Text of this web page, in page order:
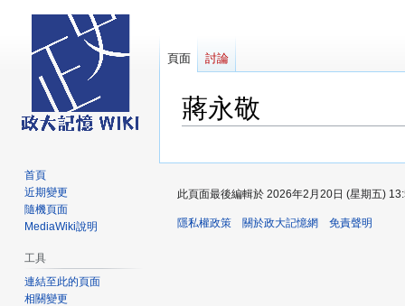
蔣永敬
導
搜
頁面 討論
首頁
近期變更
隨機頁面
MediaWiki說明
工具
連結至此的頁面
相關變更
此頁面最後編輯於 2026年2月20日 (星期五)
隱私權政策 關於政大記憶網 免責聲明